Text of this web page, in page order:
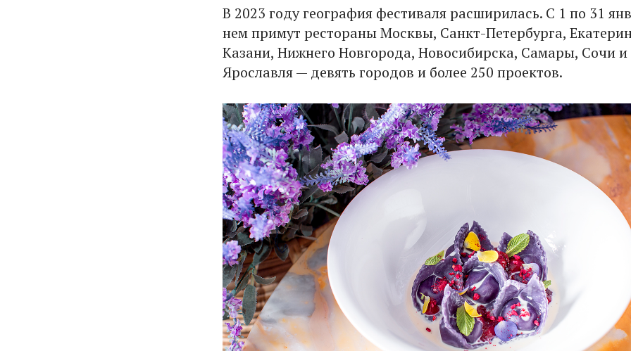
В 2023 году география фестиваля расширилась. С 1 по 31
нем примут рестораны Москвы, Санкт-Петербурга,
Казани, Нижнего Новгорода, Новосибирска, Самары, Сочи и
Ярославля — девять городов и более 250 проектов.